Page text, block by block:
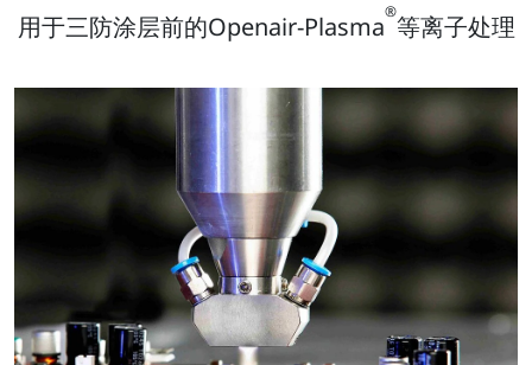
用于三防涂层前的Openair-Plasma®等离子处理